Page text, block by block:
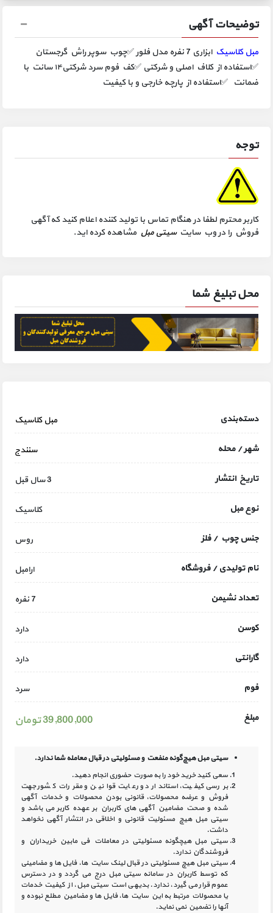
توضیحات آگهی
مبل کلاسیک
ابزاری 7 نفره مدل فلور ✅چوب سوپر راش گرجستان
✅استفاده از کلاف اصلی و شرکتی ✅️️️کف فوم سرد شرکتی۱۴ سانت با
ضمانت ️️️ ✅استفاده از پارچه خارجی و با کیفیت
توجه
کاربر محترم لطفا در هنگام تماس با تولید کننده اعلام کنید که آگهی
فروش را در وب سایتسیتی مبل مشاهده کرده اید.
محل تبلیغ شما
دسته‌بندی مبل کلاسیک
شهر / محله سنندج
تاریخ انتشار 3 سال قبل
نوع مبل کلاسیک
جنس چوب / فلز روس
نام تولیدی / فروشگاه ارامبل
تعداد نشیمن 7 نفره
کوسن دارد
گارانتی دارد
فوم سرد
مبلغ 39,800,000 تومان
سیتی مبل هیچ‌گونه منفعت و مسئولیتی درقبال معامله شما ندارد.
سعی کنید خرید خود را به صورت حضوری انجام دهید.
بررسی کیفیت، استاندارد و رعایت قوانین و مقررات کشور جهت
فروش و عرضه محصولات، قانونی بودن محصولات و خدمات آگهی
شده و صحت مضامین آگهی‏ های کاربران بر عهده کاربر می باشد و
سیتی مبل هیچ مسئولیت قانونی و اخلاقی در انتشار آگهی نخواهد
داشت.
سیتی مبل هیچگونه مسئولیتی در معاملات فی مابین خریداران و
فروشندگان ندارد.
سیتی مبل هیچ مسئولیتی در قبال لینک‏ سایت ‏ها، فایل ‏ها و مضامینی
که توسط کاربران در سامانه‏ سیتی مبل درج می گردد و در دسترس
عموم قرار می گیرد، ندارد. بدیهی است سیتی مبل، از کیفیت خدمات
یا محصولات مرتبط به این سایت‏ ها، فایل ها و مضامین مطلع نبوده و
آنها را تضمین نمی نماید.